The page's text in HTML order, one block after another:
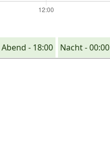
Abend - 18:00 Nacht - 00:00